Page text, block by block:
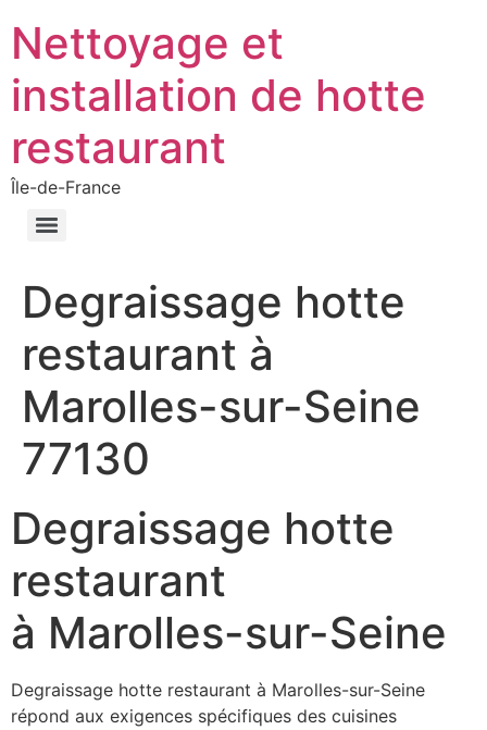
Nettoyage et
installation de hotte
restaurant
Île-de-France
Degraissage hotte
restaurant à
Marolles-sur-Seine
77130
Degraissage hotte
restaurant
à Marolles-sur-Seine
Degraissage hotte restaurant à Marolles-sur-Seine
répond aux exigences spécifiques des cuisines